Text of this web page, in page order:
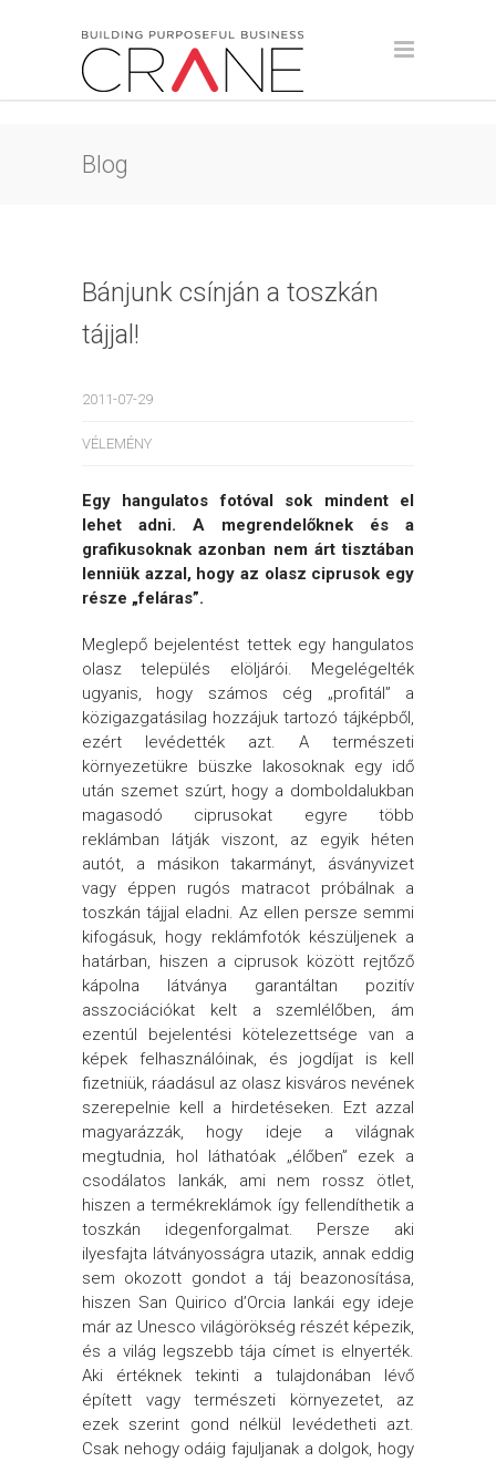
Blog
Bánjunk csínján a toszkán
tájjal!
2011-07-29
VÉLEMÉNY
Egy hangulatos fotóval sok mindent el
lehet adni. A megrendelőknek és a
grafikusoknak azonban nem árt tisztában
lenniük azzal, hogy az olasz ciprusok egy
része „feláras”.
Meglepő bejelentést tettek egy hangulatos
olasz település elöljárói. Megelégelték
ugyanis, hogy számos cég „profitál” a
közigazgatásilag hozzájuk tartozó tájképből,
ezért levédették azt. A természeti
környezetükre büszke lakosoknak egy idő
után szemet szúrt, hogy a domboldalukban
magasodó ciprusokat egyre több
reklámban látják viszont, az egyik héten
autót, a másikon takarmányt, ásványvizet
vagy éppen rugós matracot próbálnak a
toszkán tájjal eladni. Az ellen persze semmi
kifogásuk, hogy reklámfotók készüljenek a
határban, hiszen a ciprusok között rejtőző
kápolna látványa garantáltan pozitív
asszociációkat kelt a szemlélőben, ám
ezentúl bejelentési kötelezettsége van a
képek felhasználóinak, és jogdíjat is kell
fizetniük, ráadásul az olasz kisváros nevének
szerepelnie kell a hirdetéseken. Ezt azzal
magyarázzák, hogy ideje a világnak
megtudnia, hol láthatóak „élőben” ezek a
csodálatos lankák, ami nem rossz ötlet,
hiszen a termékreklámok így fellendíthetik a
toszkán idegenforgalmat. Persze aki
ilyesfajta látványosságra utazik, annak eddig
sem okozott gondot a táj beazonosítása,
hiszen San Quirico d’Orcia lankái egy ideje
már az Unesco világörökség részét képezik,
és a világ legszebb tája címet is elnyerték.
Aki értéknek tekinti a tulajdonában lévő
épített vagy természeti környezetet, az
ezek szerint gond nélkül levédetheti azt.
Csak nehogy odáig fajuljanak a dolgok, hogy